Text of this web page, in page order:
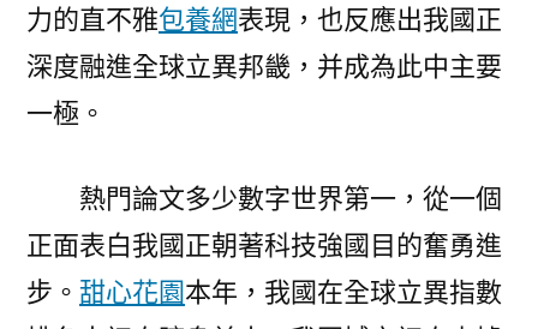
力的直不雅包養網表現，也反應出我國正
深度融進全球立異邦畿，并成為此中主要
一極。
熱門論文多少數字世界第一，從一個
正面表白我國正朝著科技強國目的奮勇進
步。 甜心花園本年，我國在全球立異指數